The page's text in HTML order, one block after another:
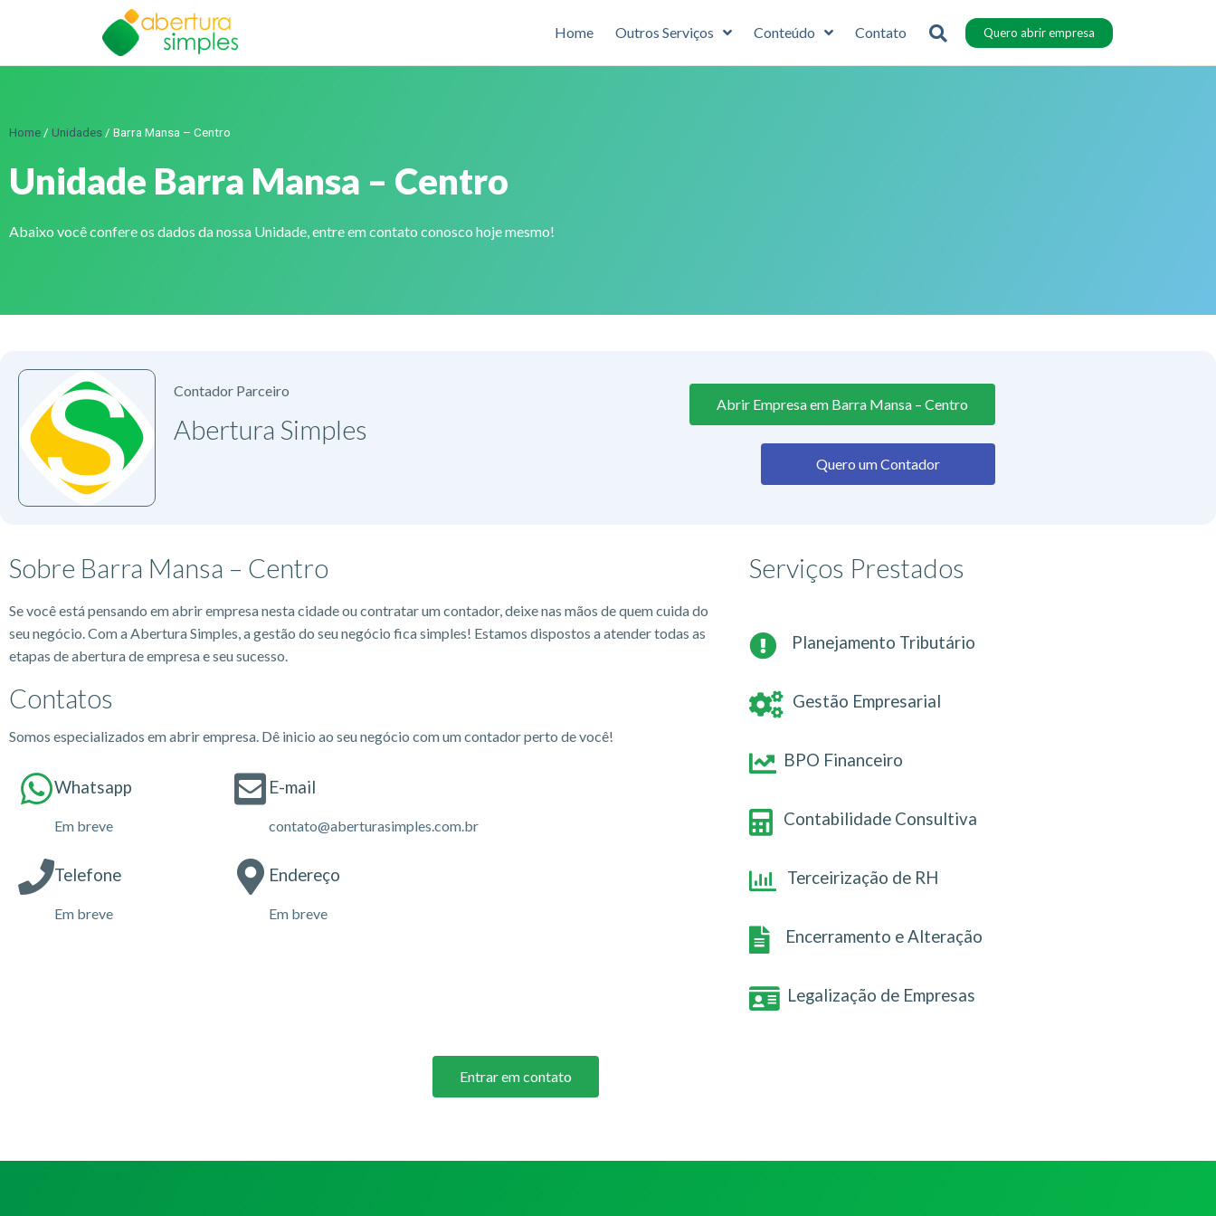
Home Outros Serviços Conteúdo Contato Quero abrir empresa
Home / Unidades / Barra Mansa – Centro
Unidade Barra Mansa – Centro
Abaixo você confere os dados da nossa Unidade, entre em contato conosco hoje mesmo!
Contador Parceiro
Abertura Simples
Abrir Empresa em Barra Mansa – Centro
Quero um Contador
Sobre Barra Mansa – Centro
Se você está pensando em abrir empresa nesta cidade ou contratar um contador, deixe nas mãos de quem cuida do
seu negócio. Com a Abertura Simples, a gestão do seu negócio fica simples! Estamos dispostos a atender todas as
etapas de abertura de empresa e seu sucesso.
Contatos
Somos especializados em abrir empresa. Dê inicio ao seu negócio com um contador perto de você!
Whatsapp
Em breve
Telefone
Em breve
E-mail
contato@aberturasimples.com.br
Endereço
Em breve
Serviços Prestados
Planejamento Tributário
Gestão Empresarial
BPO Financeiro
Contabilidade Consultiva
Terceirização de RH
Encerramento e Alteração
Legalização de Empresas
Entrar em contato